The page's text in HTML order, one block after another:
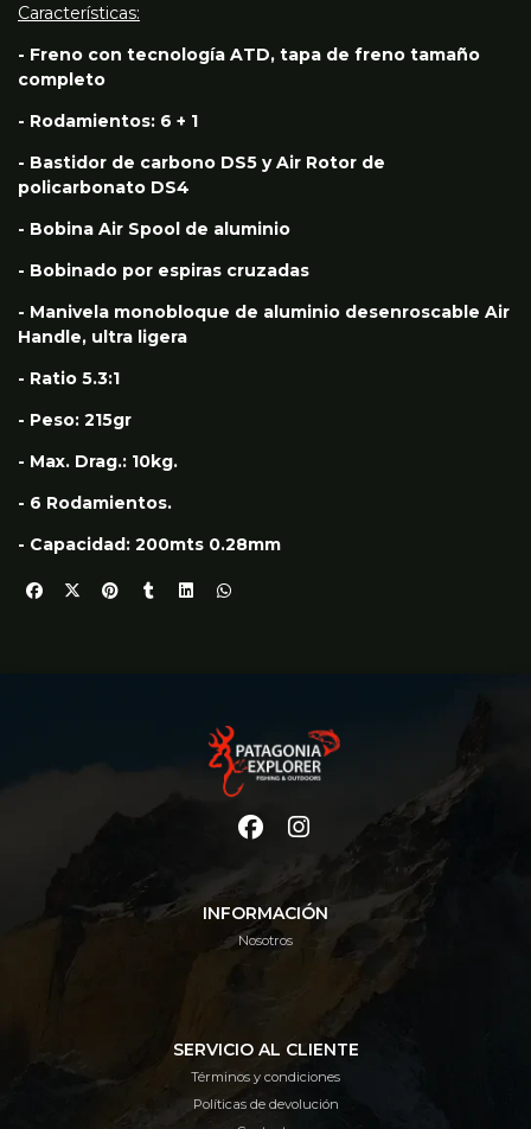
Características:
- Freno con tecnología ATD, tapa de freno tamaño
completo
- Rodamientos: 6 + 1
- Bastidor de carbono DS5 y Air Rotor de
policarbonato DS4
- Bobina Air Spool de aluminio
- Bobinado por espiras cruzadas
- Manivela monobloque de aluminio desenroscable Air
Handle, ultra ligera
- Ratio 5.3:1
- Peso: 215gr
- Max. Drag.: 10kg.
- 6 Rodamientos.
- Capacidad: 200mts 0.28mm
INFORMACIÓN
Nosotros
SERVICIO AL CLIENTE
Términos y condiciones
Políticas de devolución